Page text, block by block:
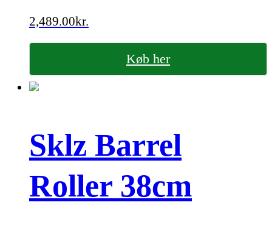
2,489.00kr.
Køb her
Sklz Barrel
Roller 38cm